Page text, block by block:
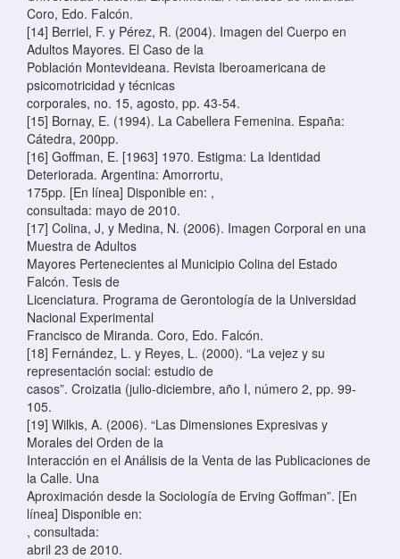
Coro, Edo. Falcón.
[14] Berriel, F. y Pérez, R. (2004). Imagen del Cuerpo en
Adultos Mayores. El Caso de la
Población Montevideana. Revista Iberoamericana de
psicomotricidad y técnicas
corporales, no. 15, agosto, pp. 43-54.
[15] Bornay, E. (1994). La Cabellera Femenina. España:
Cátedra, 200pp.
[16] Goffman, E. [1963] 1970. Estigma: La Identidad
Deteriorada. Argentina: Amorrortu,
175pp. [En línea] Disponible en: ,
consultada: mayo de 2010.
[17] Colina, J, y Medina, N. (2006). Imagen Corporal en una
Muestra de Adultos
Mayores Pertenecientes al Municipio Colina del Estado
Falcón. Tesis de
Licenciatura. Programa de Gerontología de la Universidad
Nacional Experimental
Francisco de Miranda. Coro, Edo. Falcón.
[18] Fernández, L. y Reyes, L. (2000). “La vejez y su
representación social: estudio de
casos”. Croizatia (julio-diciembre, año I, número 2, pp. 99-
105.
[19] Wilkis, A. (2006). “Las Dimensiones Expresivas y
Morales del Orden de la
Interacción en el Análisis de la Venta de las Publicaciones de
la Calle. Una
Aproximación desde la Sociología de Erving Goffman”. [En
línea] Disponible en:
, consultada:
abril 23 de 2010.